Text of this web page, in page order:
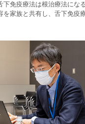
免疫療法は根治療法にな
家族と共有し、舌下免疫